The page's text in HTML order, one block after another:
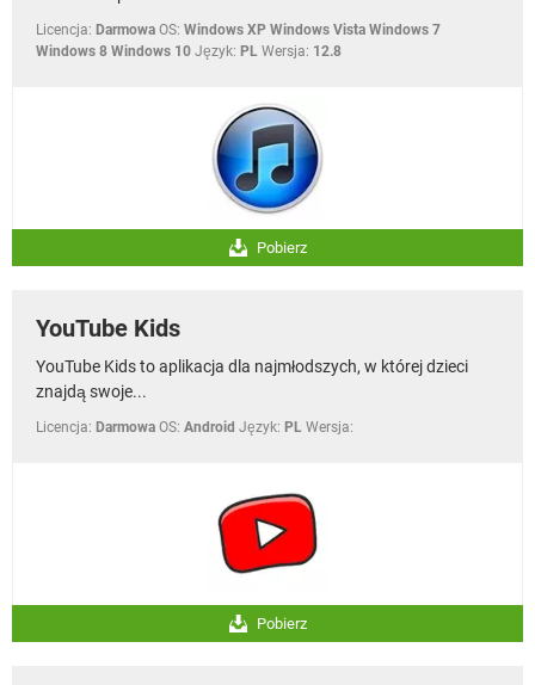
Licencja: Darmowa OS: Windows XP Windows Vista Windows 7
Windows 8 Windows 10 Język: PL Wersja: 12.8
Pobierz
YouTube Kids
YouTube Kids to aplikacja dla najmłodszych, w której dzieci
znajdą swoje...
Licencja: Darmowa OS: Android Język: PL Wersja:
Pobierz